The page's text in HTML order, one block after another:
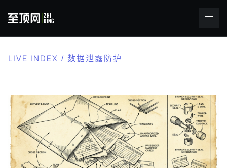
LIVE INDEX / 数据泄露防护